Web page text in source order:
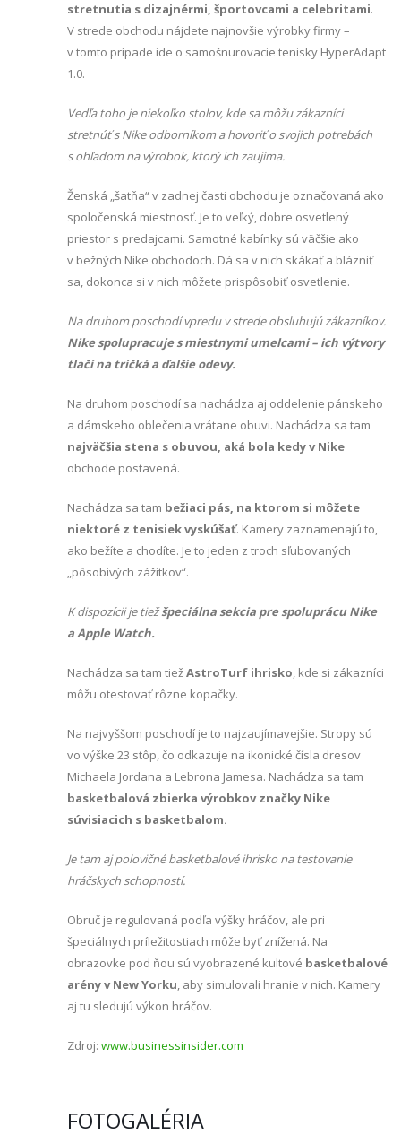
stretnutia s dizajnérmi, športovcami a celebritami.
V strede obchodu nájdete najnovšie výrobky firmy –
v tomto prípade ide o samošnurovacie tenisky HyperAdapt
1.0.
Vedľa toho je niekoľko stolov, kde sa môžu zákazníci
stretnúť s Nike odborníkom a hovoriť o svojich potrebách
s ohľadom na výrobok, ktorý ich zaujíma.
Ženská „šatňa“ v zadnej časti obchodu je označovaná ako
spoločenská miestnosť. Je to veľký, dobre osvetlený
priestor s predajcami. Samotné kabínky sú väčšie ako
v bežných Nike obchodoch. Dá sa v nich skákať a blázniť
sa, dokonca si v nich môžete prispôsobiť osvetlenie.
Na druhom poschodí vpredu v strede obsluhujú zákazníkov.
Nike spolupracuje s miestnymi umelcami – ich výtvory
tlačí na tričká a ďalšie odevy.
Na druhom poschodí sa nachádza aj oddelenie pánskeho
a dámskeho oblečenia vrátane obuvi. Nachádza sa tam
najväčšia stena s obuvou, aká bola kedy v Nike
obchode postavená.
Nachádza sa tam bežiaci pás, na ktorom si môžete
niektoré z tenisiek vyskúšať. Kamery zaznamenajú to,
ako bežíte a chodíte. Je to jeden z troch sľubovaných
„pôsobivých zážitkov“.
K dispozícii je tiežšpeciálna sekcia pre spoluprácu Nike
a Apple Watch.
Nachádza sa tam tiežAstroTurf ihrisko, kde si zákazníci
môžu otestovať rôzne kopačky.
Na najvyššom poschodí je to najzaujímavejšie. Stropy sú
vo výške 23 stôp, čo odkazuje na ikonické čísla dresov
Michaela Jordana a Lebrona Jamesa. Nachádza sa tam
basketbalová zbierka výrobkov značky Nike
súvisiacich s basketbalom.
Je tam aj polovičné basketbalové ihrisko na testovanie
hráčskych schopností.
Obruč je regulovaná podľa výšky hráčov, ale pri
špeciálnych príležitostiach môže byť znížená. Na
obrazovke pod ňou sú vyobrazené kultové basketbalové
arény v New Yorku, aby simulovali hranie v nich. Kamery
aj tu sledujú výkon hráčov.
Zdroj: www.businessinsider.com
FOTOGALÉRIA